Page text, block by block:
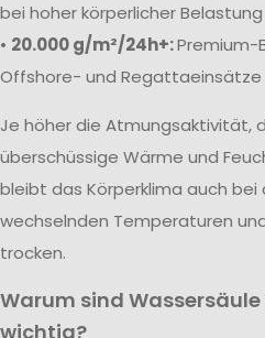
bei hoher körperlicher Belastung
• 20.000 g/m²/24h+:Premium-
Offshore- und Regattaeinsätze
Je höher die Atmungsaktivität,
überschüssige Wärme und
bleibt das Körperklima auch bei
wechselnden Temperaturen
trocken.
Warum sind
wichtig?